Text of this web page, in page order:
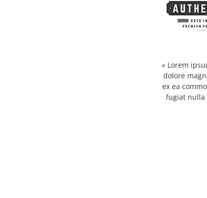
« Lorem
dolore
ex ea
fugiat nulla